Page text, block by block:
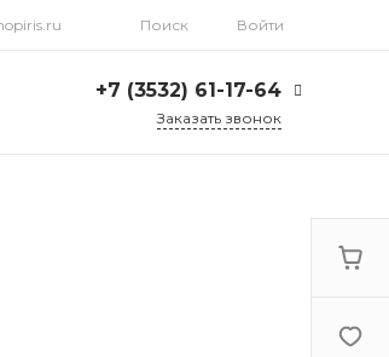
Поиск Войти
+7 (3532) 61-17-64
Заказать звонок